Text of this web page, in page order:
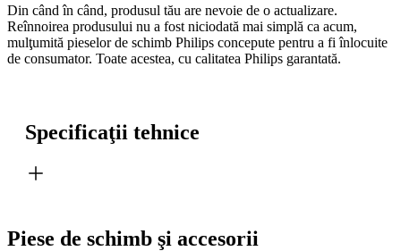
Din când în când, produsul tău are nevoie de o actualizare.
Reînnoirea produsului nu a fost niciodată mai simplă ca acum,
mulţumită pieselor de schimb Philips concepute pentru a fi înlocuite
de consumator. Toate acestea, cu calitatea Philips garantată.
Specificaţii tehnice
Piese de schimb şi accesorii